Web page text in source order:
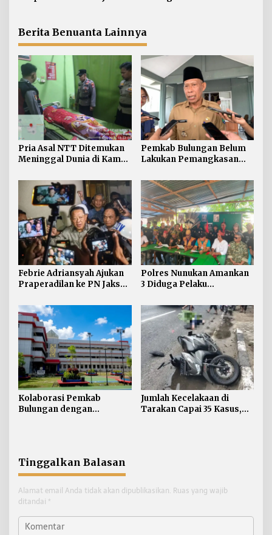
Berita Benuanta Lainnya
Pria Asal NTT Ditemukan
Meninggal Dunia di Kamar
Pemkab Bulungan Belum
Lakukan Pemangkasan
Ada Arahan Pusat
Febrie Adriansyah Ajukan
Praperadilan ke PN Jaksel
Polres Nunukan Amankan
3 Diduga Pelaku
Kolaborasi Pemkab
Bulungan dengan
Jumlah Kecelakaan di
Tarakan Capai 35 Kasus,
Tinggalkan Balasan
Alamat email Anda tidak akan dipublikasikan. Ruas yang wajib
ditandai *